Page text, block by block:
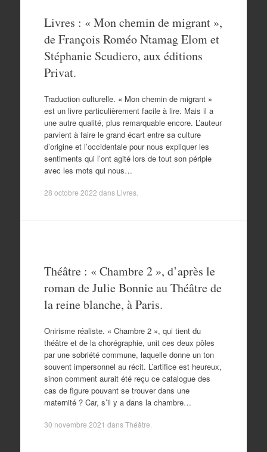
Livres : « Mon chemin de migrant »,
de François Roméo Ntamag Elom et
Stéphanie Scudiero, aux éditions
Privat.
Traduction culturelle. « Mon chemin de migrant »
est un livre particulièrement facile à lire. Mais il a
une autre qualité, plus remarquable encore. L’auteur
parvient à faire le grand écart entre sa culture
d’origine et l’occidentale pour nous expliquer les
sentiments qui l’ont agité lors de tout son périple
avec les mots qui nous…
28 octobre 2022 dans Livres.
Théâtre : « Chambre 2 », d’après le
roman de Julie Bonnie au Théâtre de
la reine blanche, à Paris.
Onirisme réaliste. « Chambre 2 », qui tient du
théâtre et de la chorégraphie, unit ces deux pôles
par une sobriété commune, laquelle donne un ton
souvent impersonnel au récit. L’artifice est heureux,
sinon comment aurait été reçu ce catalogue des
cas de figure pouvant se trouver dans une
maternité ? Car, s’il y a dans la chambre…
30 novembre 2021 dansThéâtre